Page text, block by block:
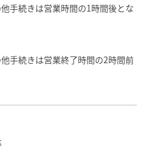
手続きは営業時間の1時間後とな
手続きは営業終了時間の2時間前